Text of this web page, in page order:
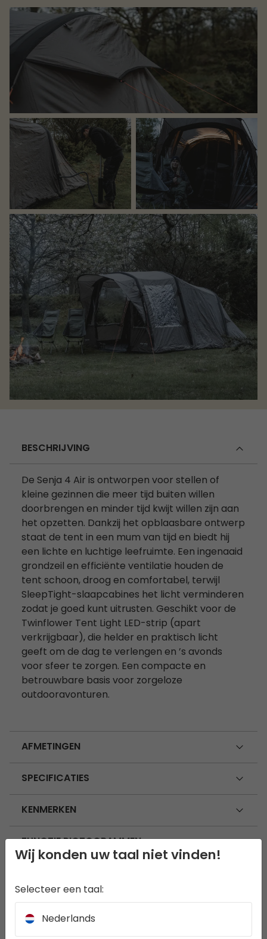
BESCHRIJVING
De Senja 4 Air is ontworpen voor stellen of
kleine gezinnen die meer tijd buiten willen
doorbrengen en minder tijd kwijt willen zijn aan
het opzetten. Dankzij het opblaasbare ontwerp
staat de tent in een mum van tijd en biedt hij
een lichte en luchtige leefruimte. Een ingenaaid
grondzeil en efficiënte ventilatie houden de
tent schoon, droog en comfortabel, terwijl
SleepTight-slaapcabines het licht verminderen
zodat je goed kunt uitrusten. Geschikt voor de
Twinflower Tent Light LED-strip (apart
verkrijgbaar), die helder en praktisch licht
geeft om de dag te verlengen en ’s avonds
voor sfeer te zorgen. Een compacte en
betrouwbare basis voor zorgeloze
outdooravonturen.
AFMETINGEN
SPECIFICATIES
KENMERKEN
FUNCTIE PICTOGRAMMEN
360 VIDEO
Wij konden uw taal niet vinden!
Selecteer een taal:
Nederlands